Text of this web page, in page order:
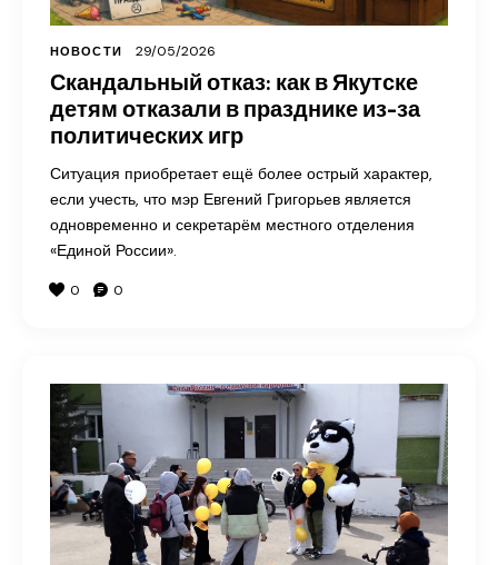
НОВОСТИ 29/05/2026
Скандальный отказ: как в Якутске
детям отказали в празднике из-за
политических игр
Ситуация приобретает ещё более острый характер,
если учесть, что мэр Евгений Григорьев является
одновременно и секретарём местного отделения
«Единой России».
0 0